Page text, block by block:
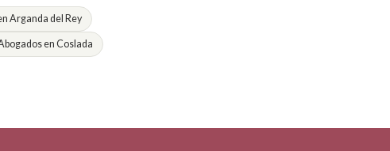
Arganda del Rey
en Coslada